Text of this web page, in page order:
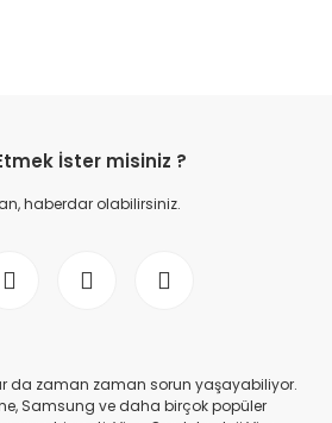
İster misiniz ?
haberdar olabilirsiniz.
da zaman zaman sorun yaşayabiliyor.
Samsung ve daha birçok popüler